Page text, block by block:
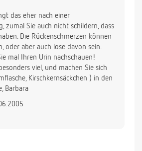
das eher nach einer
zumal Sie auch nicht schildern, dass
Die Rückenschmerzen können
oder aber auch lose davon sein.
mal Ihren Urin nachschauen!
viel, und machen Sie sich
Kirschkernsäckchen ) in den
Barbara